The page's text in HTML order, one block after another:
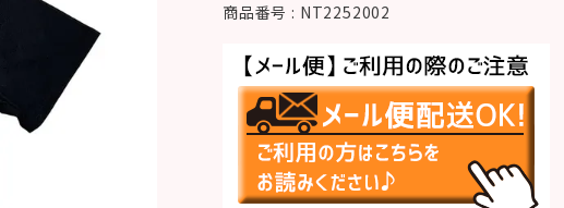
商品番号 NT2252002